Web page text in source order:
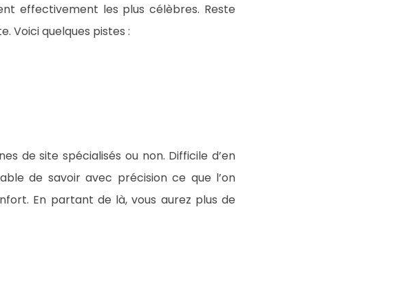
effectivement les plus célèbres. Reste
Voici quelques pistes :
de site spécialisés ou non. Difficile d’en
de savoir avec précision ce que l’on
En partant de là, vous aurez plus de